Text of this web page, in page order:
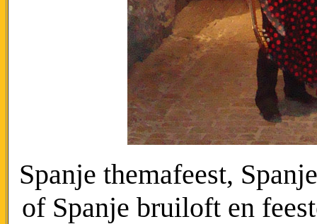
Spanje themafeest,
of Spanje bruiloft en